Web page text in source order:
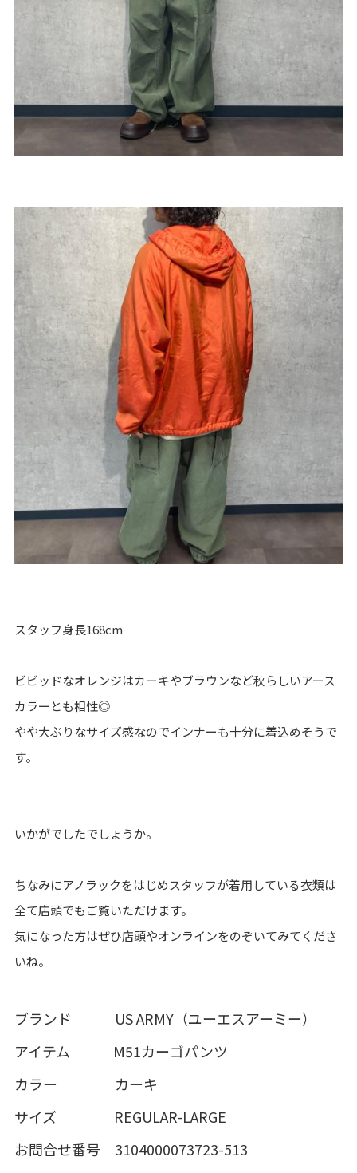
スタッフ身長168cm
ビビッドなオレンジはカーキやブラウンなど秋らしいアース
カラーとも相性◎
やや大ぶりなサイズ感なのでインナーも十分に着込めそうで
す。
いかがでしたでしょうか。
ちなみにアノラックをはじめスタッフが着用している衣類は
全て店頭でもご覧いただけます。
気になった方はぜひ店頭やオンラインをのぞいてみてくださ
いね。
ブランド US ARMY（ユーエスアーミー）
アイテム M51カーゴパンツ
カラー カーキ
サイズ REGULAR-LARGE
お問合せ番号 3104000073723-513